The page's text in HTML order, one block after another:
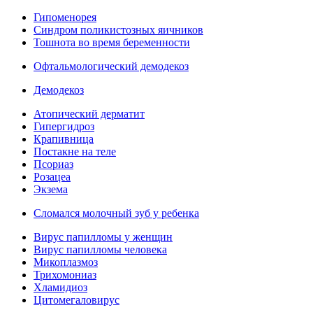
Гипоменорея
Синдром поликистозных яичников
Тошнота во время беременности
Офтальмологический демодекоз
Демодекоз
Атопический дерматит
Гипергидроз
Крапивница
Постакне на теле
Псориаз
Розацеа
Экзема
Сломался молочный зуб у ребенка
Вирус папилломы у женщин
Вирус папилломы человека
Микоплазмоз
Трихомониаз
Хламидиоз
Цитомегаловирус